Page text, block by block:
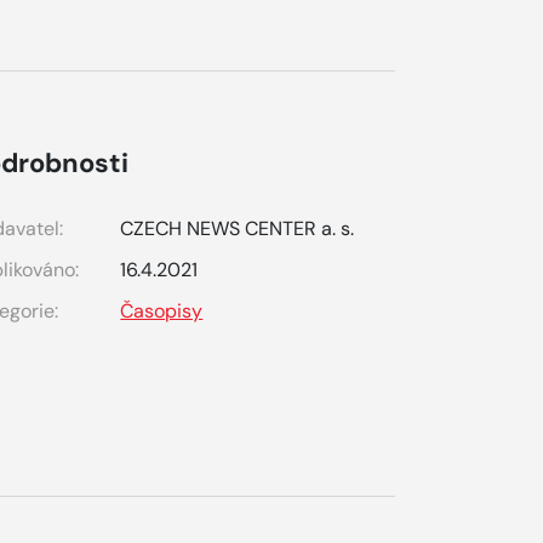
CZECH NEWS CENTER a. s.
16.4.2021
Časopisy